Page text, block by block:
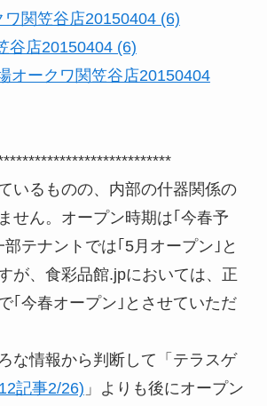
いるものの、内部の什器関係の
せん。オープン時期は｢今春予
テナントでは｢5月オープン｣と
が、食彩品館.jpにおいては、正
｢今春オープン｣とさせていただ
な情報から判断して「テラスゲ
記事2/26) 」よりも後にオープン